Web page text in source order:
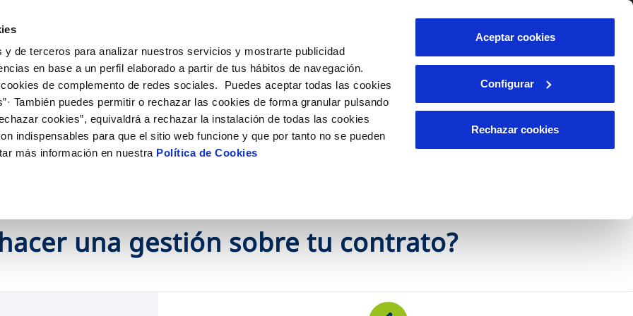
y de terceros para analizar nuestros servicios y mostrarte publicidad
en base a un perfil elaborado a partir de tus hábitos de navegación.
de complemento de redes sociales. Puedes aceptar todas las cookies
También puedes permitir o rechazar las cookies de forma granular pulsando
cookies”, equivaldrá a rechazar la instalación de todas las cookies
indispensables para que el sitio web funcione y que por tanto no se pueden
más información en nuestra Política de Cookies
Aceptar cookies
Configurar
Rechazar cookies
de titular
de suministro
MODIFICACIÓN DE DATOS
Actualizar datos bancarios
Actualizar datos de domicilio
INCIDENCIAS
Comunica anomalías o posibles
Tu Servicio
AL CLIENTE
de contacto
de fuga interior
COMPROMISO DE SERVICIO
Carta de compromisos
Customer Counsel (Defensa del
Programa CONTIGO
Tu Agua
calidad del agua
CUIDADOS DEL AGUA
Consejos de ahorro
Conócenos
COMPROMISOS
ambiente
Área de clientes
una gestión sobre tu contrato?